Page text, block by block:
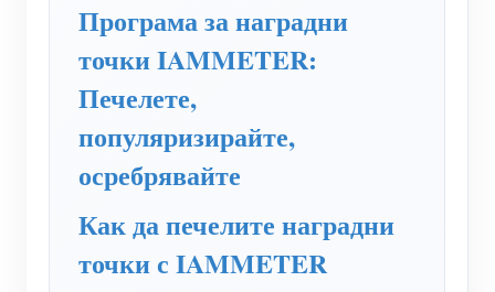
WiFi контролер за захранване
IAMMETER Cloud Pro
Услуга за самостоятелно хостване
EV зарядно устройство
Виртуален измервателен уред
Програма за наградни
точки IAMMETER:
Печелете,
популяризирайте,
осребрявайте
Как да печелите наградни
точки с IAMMETER